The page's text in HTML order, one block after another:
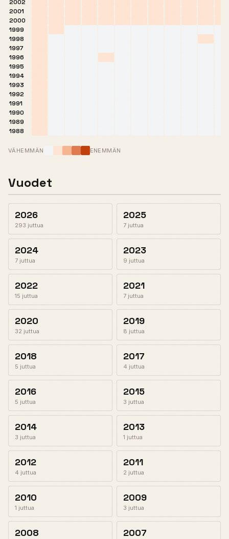
2002
2001
2000
1999
1998
1997
1996
1995
1994
1993
1992
1991
1990
1989
1988
VÄHEMMÄN ENEMMÄN
Vuodet
2026
293 juttua
2025
7 juttua
2024
7 juttua
2023
9 juttua
2022
15 juttua
2021
7 juttua
2020
32 juttua
2019
8 juttua
2018
5 juttua
2017
4 juttua
2016
5 juttua
2015
3 juttua
2014
3 juttua
2013
1 juttua
2012
4 juttua
2011
2 juttua
2010
1 juttua
2009
3 juttua
2008 2007